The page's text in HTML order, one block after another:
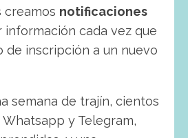
creamos notificaciones
cada vez que
de inscripción a un nuevo
semana de trajín, cientos
y Telegram,